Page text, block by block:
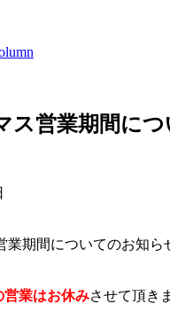
ス営業期間に
業期間についてのお知ら
営業はお休みさせて頂き